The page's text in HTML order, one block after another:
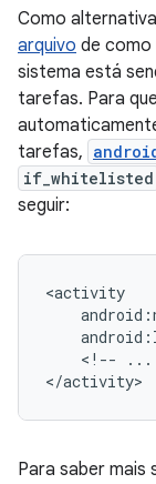
Como
arquivo de como
sistema está
tarefas. Para
tarefas,
if_whitelisted
seguir:
<!--
...
Para saber